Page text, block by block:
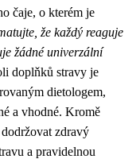
čaje, o kterém je
že každý reaguje
žádné univerzální
doplňků stravy je
dietologem,
a vhodné. Kromě
zdravý
a pravidelnou